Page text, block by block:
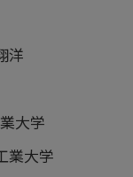
洋
大学
業大学